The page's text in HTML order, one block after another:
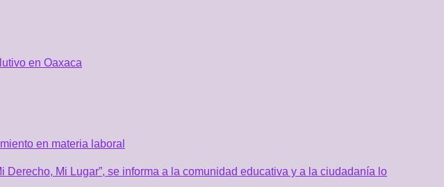
en Oaxaca
en materia laboral
Mi Lugar”, se informa a la comunidad educativa y a la ciudadanía lo